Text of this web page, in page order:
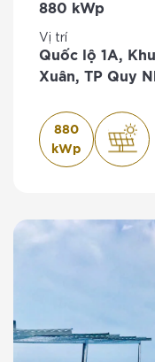
880 kWp
Vị trí
Quốc lộ 1A,
Xuân, TP Quy
880
kWp